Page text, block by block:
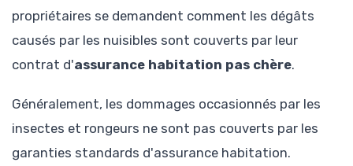
propriétaires se demandent comment les dégâts
causés par les nuisibles sont couverts par leur
contrat d'assurance habitation pas chère.
Généralement, les dommages occasionnés par les
insectes et rongeurs ne sont pas couverts par les
garanties standards d'assurance habitation.